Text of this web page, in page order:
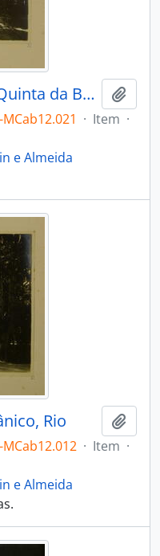
Alameda dos Bambus, Quinta da Boa Vista, Rio
· Item ·
e Almeida
Rio
MCab12.012 · Item ·
e Almeida